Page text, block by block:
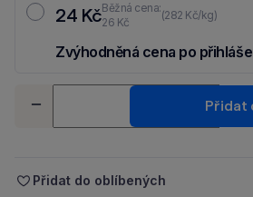
24 KčBěžná cena:
26 Kč
(282 Kč/kg)
Zvýhodněná cena po
-
+
Přidat
Přidat do oblíbených